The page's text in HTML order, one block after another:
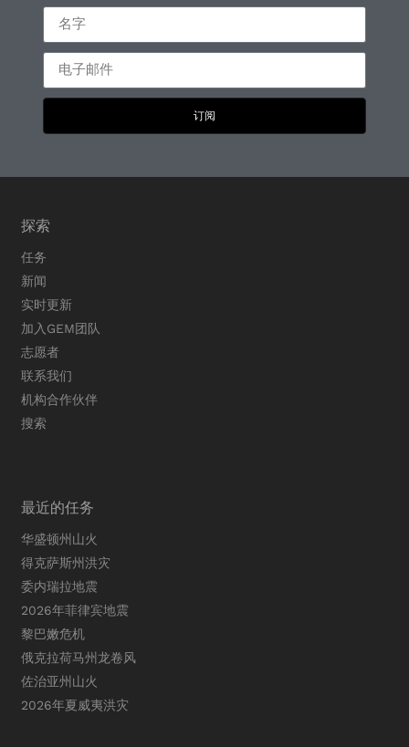
订阅
探索
任务
新闻
实时更新
加入GEM团队
志愿者
联系我们
机构合作伙伴
搜索
最近的任务
华盛顿州山火
得克萨斯州洪灾
委内瑞拉地震
2026年菲律宾地震
黎巴嫩危机
俄克拉荷马州龙卷风
佐治亚州山火
2026年夏威夷洪灾